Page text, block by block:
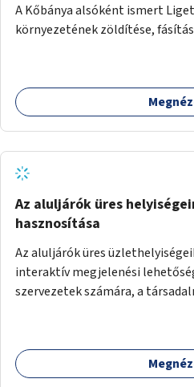
A Kőbánya alsóként ismert
környezetének zöldítése,
Az aluljárók üres
hasznosítása
Az aluljárók üres
interaktív megjelenési
szervezetek számára, a
például rajzokkal, kérdésekkel,
vagy akciónapokkal – bérleti és